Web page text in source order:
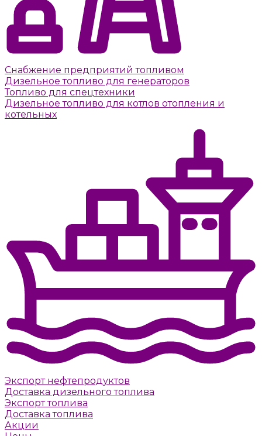
Снабжение предприятий топливом
Дизельное топливо для генераторов
Топливо для спецтехники
Дизельное топливо для котлов отопления и
котельных
Экспорт нефтепродуктов
Доставка дизельного топлива
Экспорт топлива
Доставка топлива
Акции